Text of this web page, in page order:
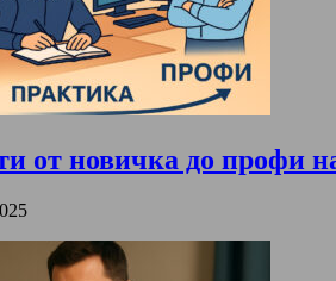
от новичка до профи